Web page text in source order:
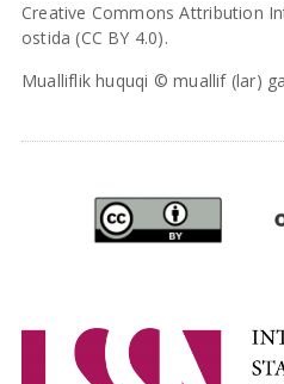
Creative Commons Attribution
ostida (CC BY 4.0).
Mualliflik huquqi © muallif (lar)